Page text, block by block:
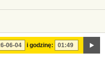
i godzinę: